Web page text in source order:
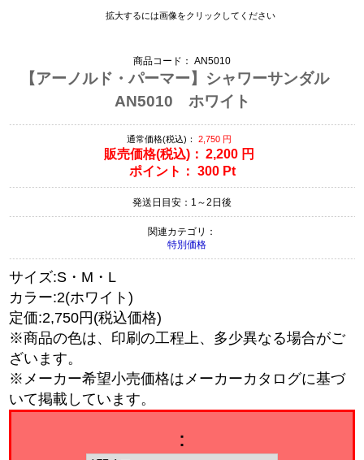
拡大するには画像をクリックしてください
商品コード： AN5010
【アーノルド・パーマー】シャワーサンダル
AN5010 ホワイト
通常価格(税込)： 2,750円
販売価格(税込)： 2,200円
ポイント： 300Pt
発送日目安：1～2日後
関連カテゴリ：
特別価格
サイズ:S・M・L
カラー:2(ホワイト)
定価:2,750円(税込価格)
※商品の色は、印刷の工程上、多少異なる場合がご
ざいます。
※メーカー希望小売価格はメーカーカタログに基づ
いて掲載しています。
：